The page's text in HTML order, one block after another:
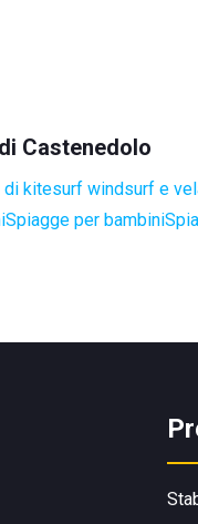
Castenedolo
kitesurf windsurf e
Spiagge per bambini